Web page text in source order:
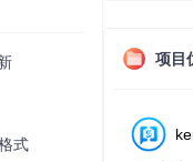
式
项目